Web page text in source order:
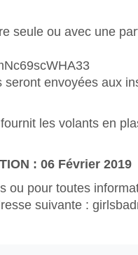
seule ou avec une
seront envoyées aux
les volants en
: 06 Février 2019
ou pour toutes
suivante :